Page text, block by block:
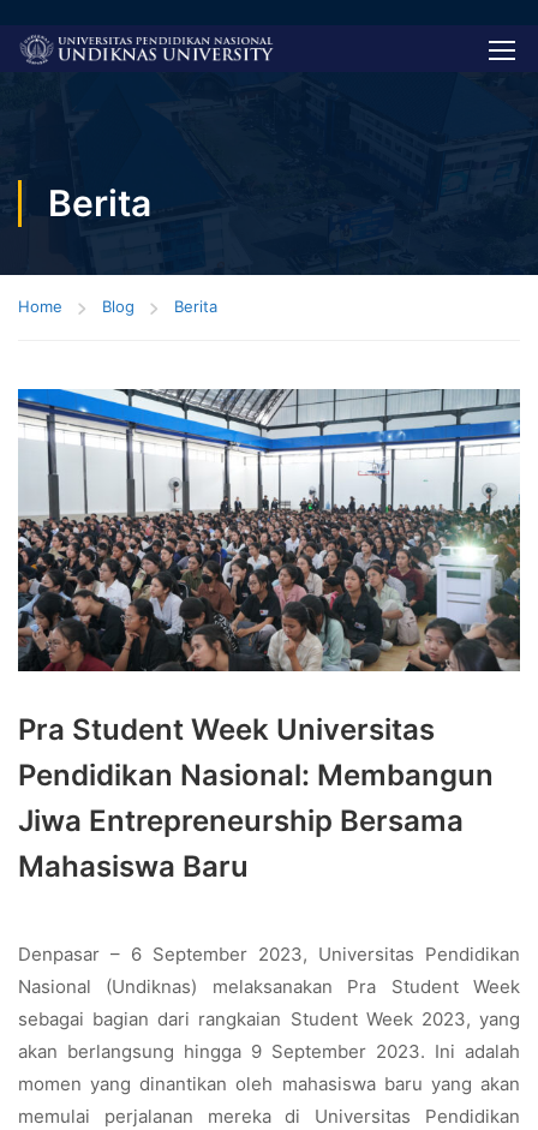
Berita
Home Blog Berita
Pra Student Week Universitas
Pendidikan Nasional: Membangun
Jiwa Entrepreneurship Bersama
Mahasiswa Baru
Denpasar – 6 September 2023, Universitas Pendidikan
Nasional (Undiknas) melaksanakan Pra Student Week
sebagai bagian dari rangkaian Student Week 2023, yang
akan berlangsung hingga 9 September 2023. Ini adalah
momen yang dinantikan oleh mahasiswa baru yang akan
memulai perjalanan mereka di Universitas Pendidikan